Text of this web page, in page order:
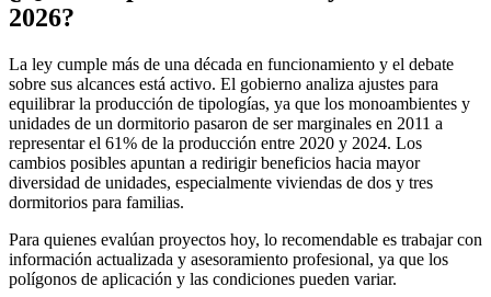
2026?
La ley cumple más de una década en funcionamiento y el debate
sobre sus alcances está activo. El gobierno analiza ajustes para
equilibrar la producción de tipologías, ya que los monoambientes y
unidades de un dormitorio pasaron de ser marginales en 2011 a
representar el 61% de la producción entre 2020 y 2024. Los
cambios posibles apuntan a redirigir beneficios hacia mayor
diversidad de unidades, especialmente viviendas de dos y tres
dormitorios para familias.
Para quienes evalúan proyectos hoy, lo recomendable es trabajar con
información actualizada y asesoramiento profesional, ya que los
polígonos de aplicación y las condiciones pueden variar.